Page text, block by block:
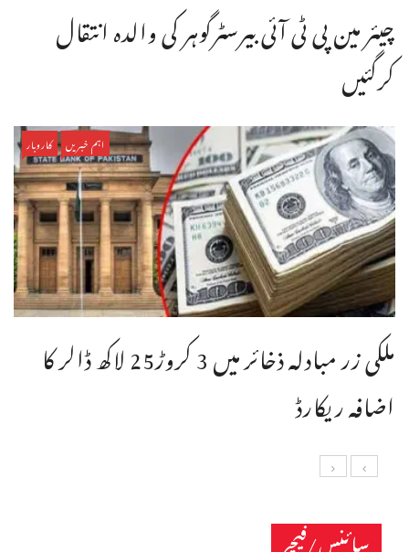
چیئر مین پی ٹی آئی بیرسٹرگوہر کی والدہ انتقال
کرگئیں
اہم خبریں کاروبار
ملکی زر مبادلہ ذخائر میں 3 کروڑ25 لاکھ ڈالر کا
اضافہ ریکارڈ
سائنس/فیچر